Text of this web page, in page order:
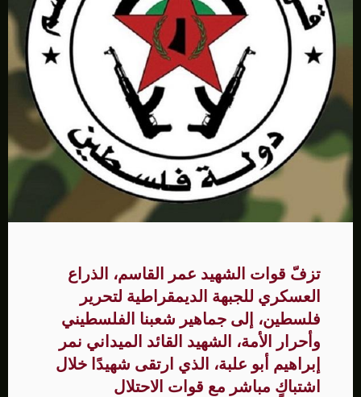
تزفّ قوات الشهيد عمر القاسم، الذراع
العسكري للجبهة الديمقراطية لتحرير
فلسطين، إلى جماهير شعبنا الفلسطيني
وأحرار الأمة، الشهيد القائد الميداني نمر
إبراهيم أبو علبة، الذي ارتقى شهيدًا خلال
اشتباكٍ مباشر مع قوات الاحتلال